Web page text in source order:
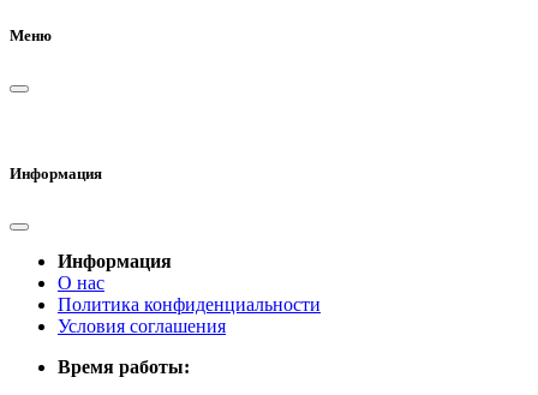
Меню
Информация
Информация
О нас
Политика конфиденциальности
Условия соглашения
Время работы: